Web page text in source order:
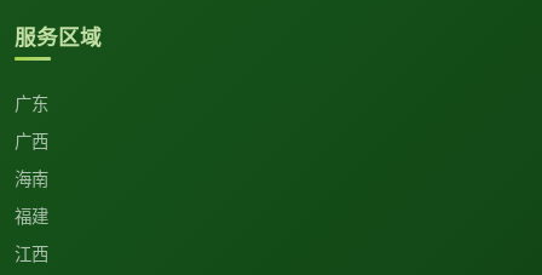
服务区域
广东
广西
海南
福建
江西